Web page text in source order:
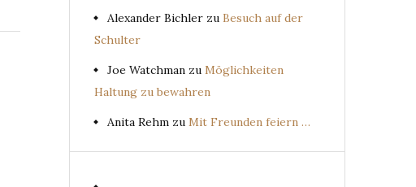
Alexander Bichler zu Besuch auf der
Schulter
Joe Watchman zu Möglichkeiten
Haltung zu bewahren
Anita Rehm zu Mit Freunden feiern …